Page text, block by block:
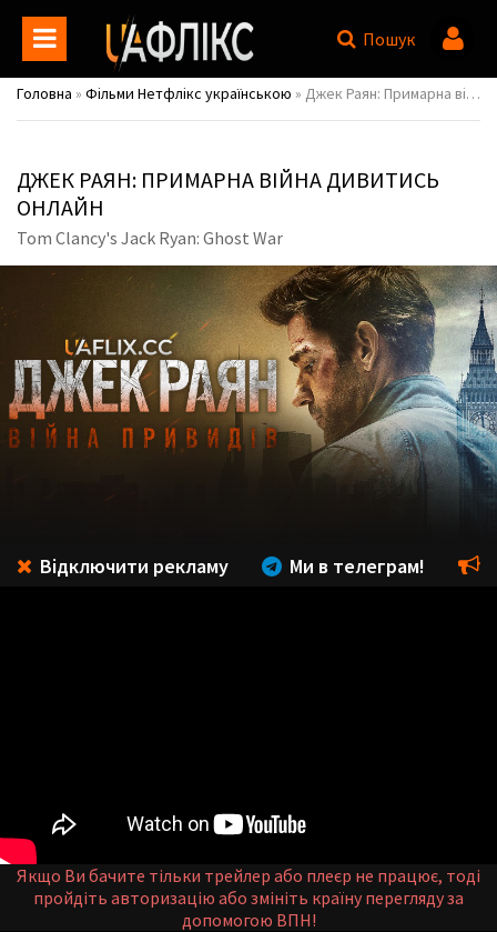
Пошук
Головна » Фільми Нетфлікс українською » Джек Раян: Примарна війна / Tom Clancy's Jack Ryan: Ghost War
ДЖЕК РАЯН: ПРИМАРНА ВІЙНА ДИВИТИСЬ
ОНЛАЙН
Tom Clancy's Jack Ryan: Ghost War
Відключити рекламу Ми в телеграм!
Якщо Ви бачите тільки трейлер або плеєр не працює, тоді
пройдіть авторизацію або змініть країну перегляду за
допомогою ВПН!